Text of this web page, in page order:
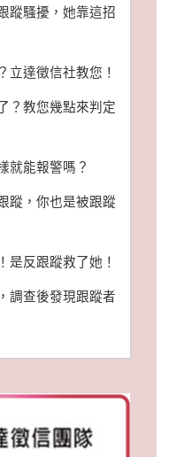
蹤騷擾，她靠這招
立達徵信社教您！
？教您幾點來判定
就能報警嗎？
蹤，你也是被跟蹤
是反跟蹤救了她！
調查後發現跟蹤者